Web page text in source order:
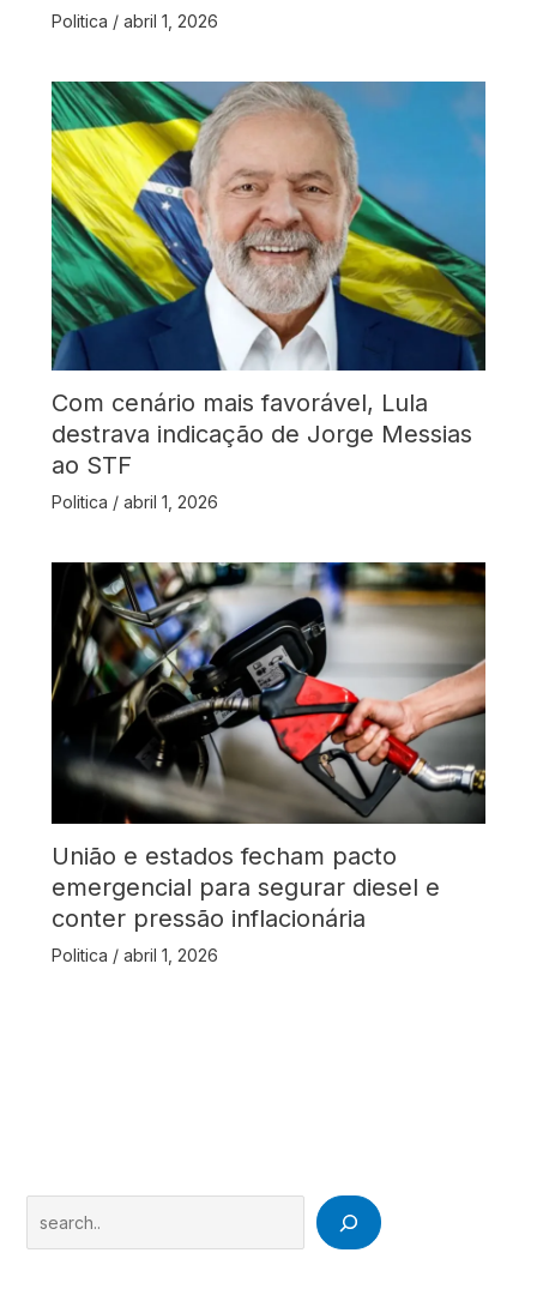
Politica / abril 1, 2026
Com cenário mais favorável, Lula
destrava indicação de Jorge Messias
ao STF
Politica / abril 1, 2026
União e estados fecham pacto
emergencial para segurar diesel e
conter pressão inflacionária
Politica / abril 1, 2026